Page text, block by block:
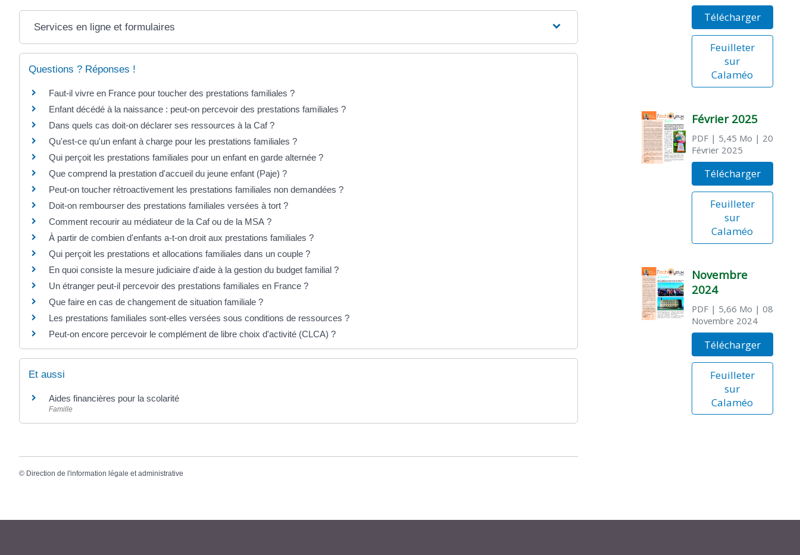
Services en ligne et formulaires
Questions ? Réponses !
Faut-il vivre en France pour toucher des prestations familiales ?
Enfant décédé à la naissance : peut-on percevoir des prestations familiales ?
Dans quels cas doit-on déclarer ses ressources à la Caf ?
Qu'est-ce qu'un enfant à charge pour les prestations familiales ?
Qui perçoit les prestations familiales pour un enfant en garde alternée ?
Que comprend la prestation d'accueil du jeune enfant (Paje) ?
Peut-on toucher rétroactivement les prestations familiales non demandées ?
Doit-on rembourser des prestations familiales versées à tort ?
Comment recourir au médiateur de la Caf ou de la MSA ?
À partir de combien d'enfants a-t-on droit aux prestations familiales ?
Qui perçoit les prestations et allocations familiales dans un couple ?
En quoi consiste la mesure judiciaire d'aide à la gestion du budget familial ?
Un étranger peut-il percevoir des prestations familiales en France ?
Que faire en cas de changement de situation familiale ?
Les prestations familiales sont-elles versées sous conditions de ressources ?
Peut-on encore percevoir le complément de libre choix d'activité (CLCA) ?
Et aussi
Aides financières pour la scolarité
Famille
© Direction de l'information légale et administrative
Télécharger
Feuilleter
sur
Calaméo
Février 2025
PDF| 5,45 Mo | 20
Février 2025
Télécharger
Feuilleter
sur
Calaméo
Novembre
2024
PDF| 5,66 Mo | 08
Novembre 2024
Télécharger
Feuilleter
sur
Calaméo